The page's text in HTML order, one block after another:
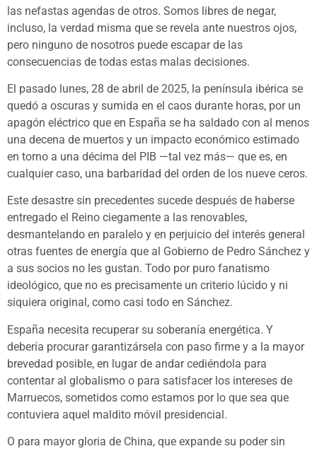
las nefastas agendas de otros. Somos libres de negar,
incluso, la verdad misma que se revela ante nuestros ojos,
pero ninguno de nosotros puede escapar de las
consecuencias de todas estas malas decisiones.
El pasado lunes, 28 de abril de 2025, la península ibérica se
quedó a oscuras y sumida en el caos durante horas, por un
apagón eléctrico que en España se ha saldado con al menos
una decena de muertos y un impacto económico estimado
en torno a una décima del PIB —tal vez más— que es, en
cualquier caso, una barbaridad del orden de los nueve ceros.
Este desastre sin precedentes sucede después de haberse
entregado el Reino ciegamente a las renovables,
desmantelando en paralelo y en perjuicio del interés general
otras fuentes de energía que al Gobierno de Pedro Sánchez y
a sus socios no les gustan. Todo por puro fanatismo
ideológico, que no es precisamente un criterio lúcido y ni
siquiera original, como casi todo en Sánchez.
España necesita recuperar su soberanía energética. Y
debería procurar garantizársela con paso firme y a la mayor
brevedad posible, en lugar de andar cediéndola para
contentar al globalismo o para satisfacer los intereses de
Marruecos, sometidos como estamos por lo que sea que
contuviera aquel maldito móvil presidencial.
O para mayor gloria de China, que expande su poder sin